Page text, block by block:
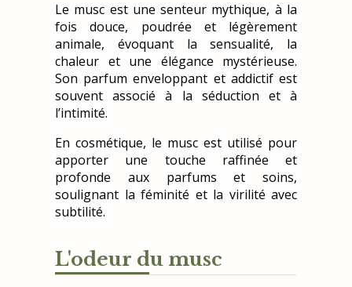
Le musc est une senteur mythique, à la
fois douce, poudrée et légèrement
animale, évoquant la sensualité, la
chaleur et une élégance mystérieuse.
Son parfum enveloppant et addictif est
souvent associé à la séduction et à
l’intimité.
En cosmétique, le musc est utilisé pour
apporter une touche raffinée et
profonde aux parfums et soins,
soulignant la féminité et la virilité avec
subtilité.
L'odeur du musc